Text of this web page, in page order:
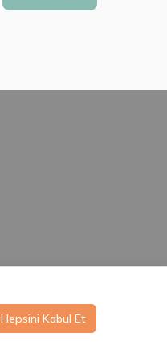
Hepsini Kabul Et